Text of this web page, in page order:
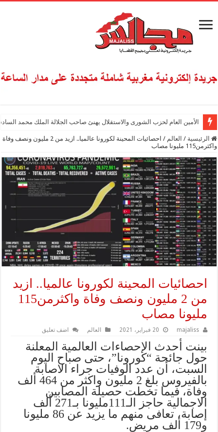
الأمين العام لحزب الشورى والاستقلال يهنئ صاحب الجلالة الملك محمد
الرئيسية / العالم /
احصائيات المحينة لكورونا عالميا.. ازيد من 2 مليون ونصف وفاة
واكثرمن115 مليونا مصاب
احصائيات المحينة لكورونا عالميا.. ازيد
من 2 مليون ونصف وفاة واكثرمن115
مليونا مصاب
majaliss 20 فبراير، 2021 العالم اضف تعليق
بينت أحدث الإحصاءات العالمية المعلنة
حول جائحة “كورونا”، حتى صباح اليوم
السبت، أن عدد الوفيات جراء الاصابة
بالفيروس بلغ 2 مليون واكثر من 464 ألف
وفاة، فيما تخطت حصيلة المصابين
الاجمالية حاجز الـ111مليونا بـ271 ألف
إصابة، تعافى منهم ما يزيد عن 86 مليونا
و179 ألف مريض.